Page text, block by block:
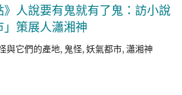
》人說要有鬼就有了鬼：訪小說
策展人瀟湘神
與它們的產地, 鬼怪,妖氣都市,瀟湘神